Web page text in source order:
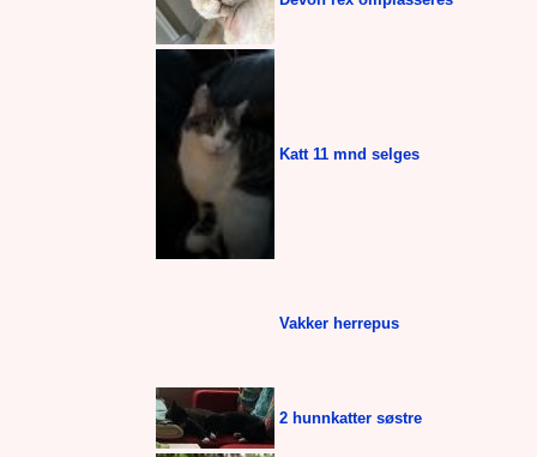
Katt 11 mnd selges
Vakker herrepus
2 hunnkatter søstre